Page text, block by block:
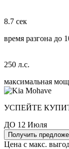
8.7 сек
время разгона до
250 л.с.
максимальная
УСПЕЙТЕ
ДО 12 Июля
Получить
Цена с макс.